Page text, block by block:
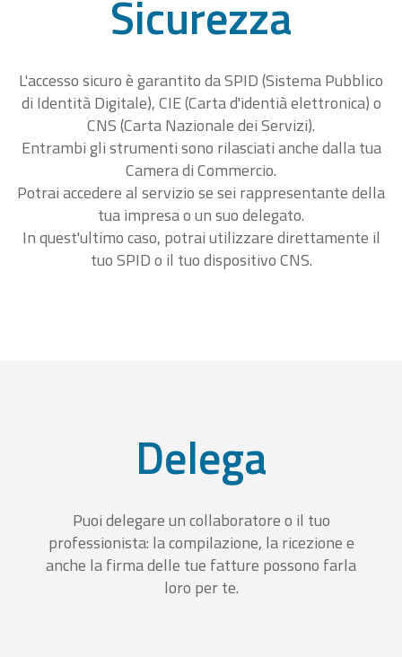
Sicurezza
L'accesso sicuro è garantito da SPID (Sistema Pubblico
di Identità Digitale), CIE (Carta d'identià elettronica) o
CNS (Carta Nazionale dei Servizi).
Entrambi gli strumenti sono rilasciati anche dalla tua
Camera di Commercio.
Potrai accedere al servizio se sei rappresentante della
tua impresa o un suo delegato.
In quest'ultimo caso, potrai utilizzare direttamente il
tuo SPID o il tuo dispositivo CNS.
Delega
Puoi delegare un collaboratore o il tuo
professionista: la compilazione, la ricezione e
anche la firma delle tue fatture possono farla
loro per te.